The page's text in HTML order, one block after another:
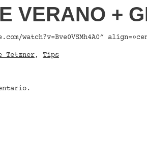
VERANO +
watch?v=Bve0VSMh4A0″
Tetzner, Tips